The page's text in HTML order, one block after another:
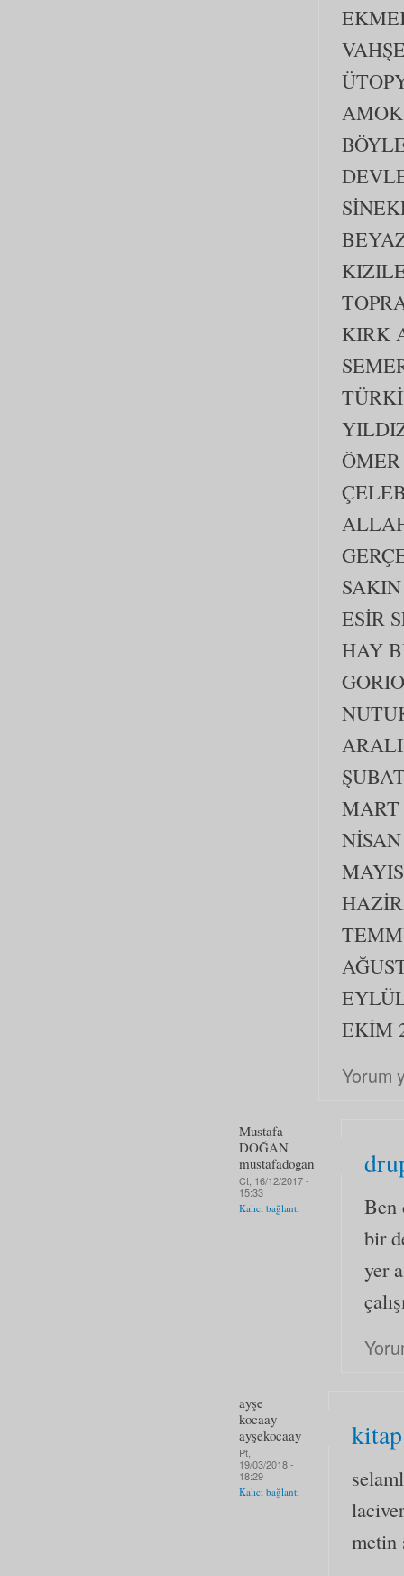
KIRK
ESİR
HAY
MART
EKİM
Yorum
Mustafa
DOĞAN
mustafadogan
Ct, 16/12/2017 -
15:33
Kalıcı bağlantı
Ben
bir
yer
ayşe
kocaay
ayşekocaay
Pt,
19/03/2018 -
18:29
Kalıcı bağlantı
metin